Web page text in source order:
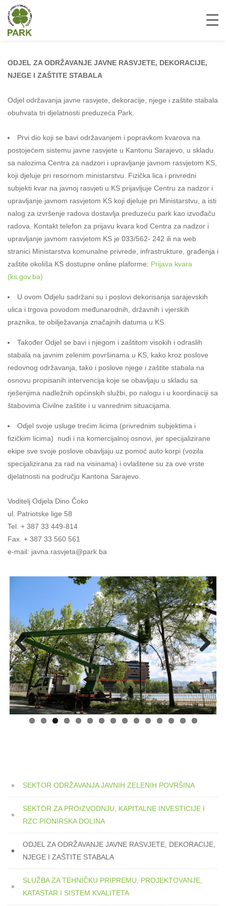
ODJEL ZA ODRŽAVANJE JAVNE RASVJETE, DEKORACIJE,
NJEGE I ZAŠTITE STABALA
Odjel održavanja javne rasvjete, dekoracije, njege i zaštite stabala
obuhvata tri djelatnosti preduzeća Park.
Prvi dio koji se bavi održavanjem i popravkom kvarova na
postojećem sistemu javne rasvjete u Kantonu Sarajevo, u skladu
sa nalozima Centra za nadzori i upravljanje javnom rasvjetom KS,
koji djeluje pri resornom ministarstvu. Fizička lica i privredni
subjekti kvar na javnoj rasvjeti u KS prijavljuje Centru za nadzor i
upravljanje javnom rasvjetom KS koji djeluje pri Ministarstvu, a isti
nalog za izvršenje radova dostavlja preduzeću park kao izvođaču
radova. Kontakt telefon za prijavu kvara kod Centra za nadzor i
upravljanje javnom rasvjetom KS je 033/562- 242 ili na web
stranici Ministarstva komunalne privrede, infrastrukture, građenja i
zaštite okoliša KS dostupne online plaforme: Prijava kvara
(ks.gov.ba)
U ovom Odjelu sadržani su i poslovi dekorisanja sarajevskih
ulica i trgova povodom međunarodnih, državnih i vjerskih
praznika, te obilježavanja značajnih datuma u KS.
Također Odjel se bavi i njegom i zaštitom visokih i odraslih
stabala na javnim zelenim površinama u KS, kako kroz poslove
redovnog održavanja, tako i poslove njege i zaštite stabala na
osnovu propisanih intervencija koje se obavljaju u skladu sa
rješenjima nadležnih općinskih službi, po nalogu i u koordinaciji sa
štabovima Civilne zaštite i u vanrednim situacijama.
Odjel svoje usluge trećim licima (privrednim subjektima i
fizičkim licima) nudi i na komercijalnoj osnovi, jer specijalizirane
ekipe sve svoje poslove obavljaju uz pomoć auto korpi (vozila
specijalizirana za rad na visinama) i ovlaštene su za ove vrste
djelatnosti na području Kantona Sarajevo.
Voditelj Odjela Dino Čoko
ul. Patriotske lige 58
Tel. + 387 33 449-814
Fax. + 387 33 560 561
e-mail: javna.rasvjeta@park.ba
Previo
us
Next
SEKTOR ODRŽAVANJA JAVNIH ZELENIH POVRŠINA
SEKTOR ZA PROIZVODNJU, KAPITALNE INVESTICIJE I
RZC PIONIRSKA DOLINA
ODJEL ZA ODRŽAVANJE JAVNE RASVJETE, DEKORACIJE,
NJEGE I ZAŠTITE STABALA
SLUŽBA ZA TEHNIČKU PRIPREMU, PROJEKTOVANJE,
KATASTAR I SISTEM KVALITETA